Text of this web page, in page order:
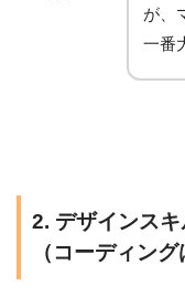
が、
一番
2. デザインス
（コーディング